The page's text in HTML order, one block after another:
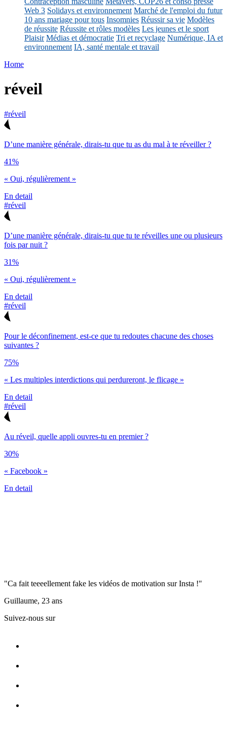
Web 3 Solidays et environnement Marché de l'emploi du futur
10 ans mariage pour tous Insomnies Réussir sa vie Modèles
de réussite Réussite et rôles modèles Les jeunes et le sport
Plaisir Médias et démocratie Tri et recyclage Numérique, IA et
environnement IA, santé mentale et travail
Home
réveil
#réveil
D’une manière générale, dirais-tu que tu as du mal à te réveiller ?
41%
« Oui, régulièrement »
En detail
#réveil
D’une manière générale, dirais-tu que tu te réveilles une ou plusieurs
fois par nuit ?
31%
« Oui, régulièrement »
En detail
#réveil
Pour le déconfinement, est-ce que tu redoutes chacune des choses
suivantes ?
75%
« Les multiples interdictions qui perdureront, le flicage »
En detail
#réveil
Au réveil, quelle appli ouvres-tu en premier ?
30%
« Facebook »
En detail
"Ca fait teeeellement fake les vidéos de motivation sur Insta !"
Guillaume, 23 ans
Suivez-nous sur